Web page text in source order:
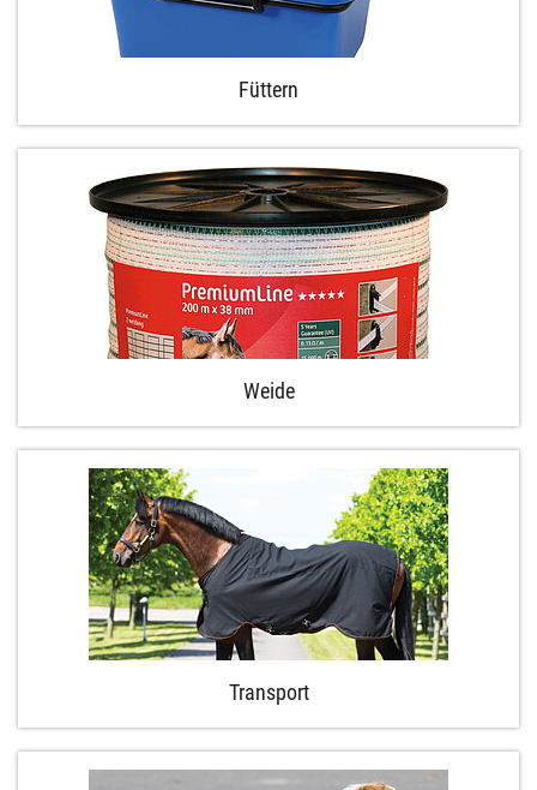
Füttern
Weide
Transport